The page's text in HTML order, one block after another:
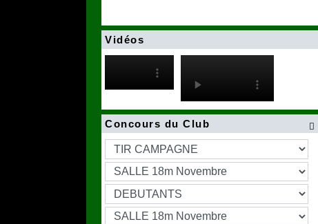
Vidéos

Concours du Club